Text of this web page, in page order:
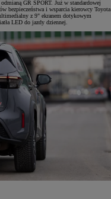
GR SPORT. Już w standardowej
bezpieczeństwa i wsparcia kierowcy Toyota
z 9" ekranem dotykowym
LED do jazdy dziennej.